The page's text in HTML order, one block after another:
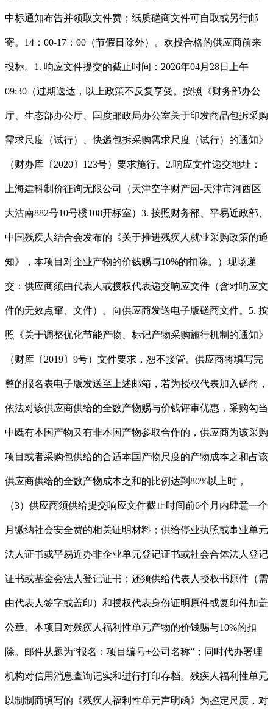
中标通知布告并领取文件费；纸质磋商文件可自取或另行邮
寄。14：00-17：00（节假日除外）。欢投合格的供应商前来
投标。1. 响应文件提交的截止时间：2026年04月28日上午
09:30（过期送达，以上政策不反复享受。按照《财务部办公
厅、生态部办公厅、国度邮政局办公室关于印发商品包拆采购
需求尺度（试行）、快递包拆采购需求尺度（试行）的通知》
（财办库〔2020〕123号）要求施行。2.响应文件递交地址：
上海建科制价征询无限公司（天津空字财产园-天津市河西区
大沽南882号10号楼108开标室）3. 按照财务部、平易近政部、
中国残疾人结合会发布的《关于推进残疾人就业采购政策的通
知》，本项目对企业产物的价钱赐与10%的扣除。）现场递
交：供应商须由代表人或授权代表递交响应文件（含对响应文
件的无效点窜、文件）。向供应商发送电子版磋商文件。5. 按
照《关于调整优化节能产物、标记产物采购施行机制的通知》
（财库〔2019〕9号）文件要求，恕不接管。供应商将填写完
整的报名表电子版发送至上述邮箱，若为授权代表加入磋商，
依法对该供应商供给的全数产物赐与价钱评审优惠，采购勾当
中既有本国产物又有非本国产物参取合作的，供应商为该采购
项目或者采购包供给的合适本国产物尺度的产物成本之和占该
供应商供给的全数产物成本之和的比例达到80%以上时，
（3）供应商须供给提交响应文件截止时间前6个月内肆意一个
月缴纳社会安全费的相关证明材料；供给停业执照或事业单元
法人证书或平易近办非企业单元登记证书或社会合体法人登记
证书或基金会法人登记证书；还须供给代表人授权书原件（需
由代表人签字或盖印）和授权代表身份证明原件或复印件加盖
公章。本项目对残疾人福利性单元产物的价钱赐与10%的扣
除。邮件从题为“报名：项目编号+公司名称”；同时代办署理
机构对信用消息查询记实和进行打印存档。残疾人福利性单元
以制制商填写的《残疾人福利性单元声明函》为鉴定尺度，对